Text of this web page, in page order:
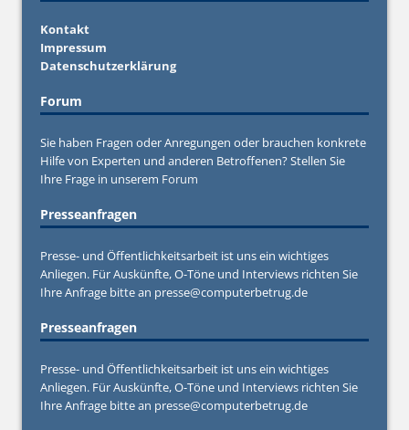
Kontakt
Impressum
Datenschutzerklärung
Forum
Sie haben Fragen oder Anregungen oder brauchen konkrete
Hilfe von Experten und anderen Betroffenen? Stellen Sie
Ihre Frage in unserem Forum
Presseanfragen
Presse- und Öffentlichkeitsarbeit ist uns ein wichtiges
Anliegen. Für Auskünfte, O-Töne und Interviews richten Sie
Ihre Anfrage bitte an presse@computerbetrug.de
Presseanfragen
Presse- und Öffentlichkeitsarbeit ist uns ein wichtiges
Anliegen. Für Auskünfte, O-Töne und Interviews richten Sie
Ihre Anfrage bitte an presse@computerbetrug.de